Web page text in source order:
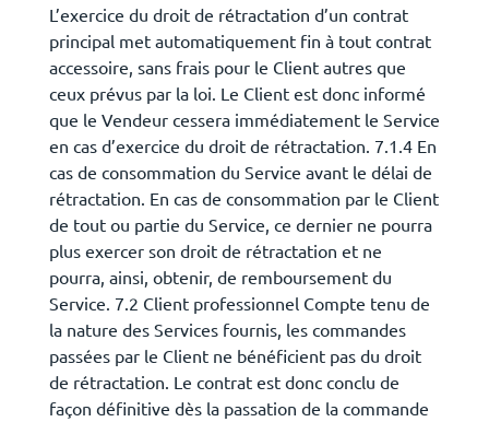
L’exercice du droit de rétractation d’un contrat
principal met automatiquement fin à tout contrat
accessoire, sans frais pour le Client autres que
ceux prévus par la loi. Le Client est donc informé
que le Vendeur cessera immédiatement le Service
en cas d’exercice du droit de rétractation. 7.1.4 En
cas de consommation du Service avant le délai de
rétractation. En cas de consommation par le Client
de tout ou partie du Service, ce dernier ne pourra
plus exercer son droit de rétractation et ne
pourra, ainsi, obtenir, de remboursement du
Service. 7.2 Client professionnel Compte tenu de
la nature des Services fournis, les commandes
passées par le Client ne bénéficient pas du droit
de rétractation. Le contrat est donc conclu de
façon définitive dès la passation de la commande